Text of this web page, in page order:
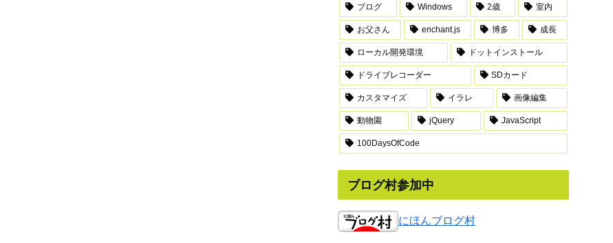
ブログ Windows 2歳 室内
お父さん enchant.js 博多 成長
ローカル開発環境 ドットインストール
ドライブレコーダー SDカード
カスタマイズ イラレ 画像編集
動物園 jQuery JavaScript
100DaysOfCode
ブログ村参加中
にほんブログ村